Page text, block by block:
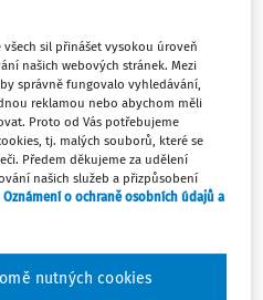
ctil zásadu zákazu
že hned po vzniku
v roce 1918 ratifikovala
Úmluvu MOP č. 5/1919,
při zaměstnávání v
následovaly další. Proto již
způsobilosti
všech sil přinášet vysokou úroveň
našich webových stránek. Mezi
správně fungovalo vyhledávání,
reklamou nebo abychom měli
Proto od Vás potřebujeme
tj. malých souborů, které se
Předem děkujeme za udělení
našich služeb a přizpůsobení
Oznámení o ochraně osobních údajů a
nutných cookies